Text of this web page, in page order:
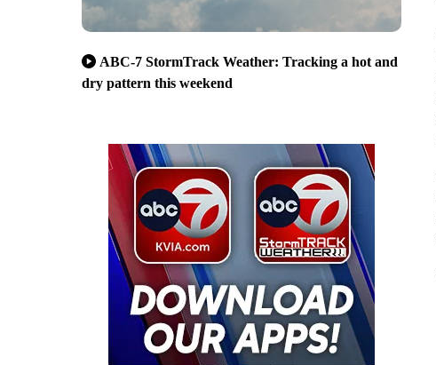
ABC-7 StormTrack Weather: Tracking a hot and
dry pattern this weekend